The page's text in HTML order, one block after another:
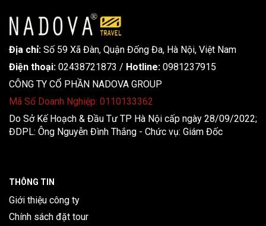
Địa chỉ: Số 59 Xã Đàn, Quận Đống Đa, ​​Hà Nội, Việt Nam
Điện thoại: 02438721873 / Hotline: 0981237915
CÔNG TY CỔ PHẦN NADOVA GROUP
Mã Số Doanh Nghiệp: 0110133362
Do Sở Kế Hoạch & Đầu Tư TP Hà Nội cấp ngày 28/09/2022;
ĐDPL: Ông Nguyễn Đình Thắng - Chức vụ: Giám Đốc
THÔNG TIN
Giới thiệu công ty
Chính sách đặt tour